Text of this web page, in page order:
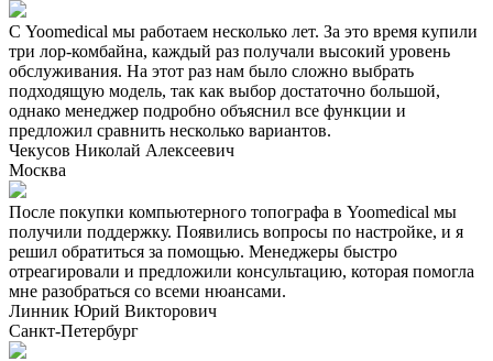
С Yoomedical мы работаем несколько лет. За это время купили
три лор-комбайна, каждый раз получали высокий уровень
обслуживания. На этот раз нам было сложно выбрать
подходящую модель, так как выбор достаточно большой,
однако менеджер подробно объяснил все функции и
предложил сравнить несколько вариантов.
Чекусов Николай Алексеевич
Москва
После покупки компьютерного топографа в Yoomedical мы
получили поддержку. Появились вопросы по настройке, и я
решил обратиться за помощью. Менеджеры быстро
отреагировали и предложили консультацию, которая помогла
мне разобраться со всеми нюансами.
Линник Юрий Викторович
Санкт-Петербург